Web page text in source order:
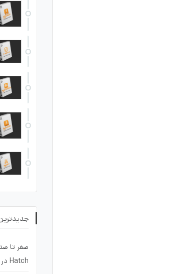
صفر تا
Hatch در AutoCAD برای حرفه‌ای ها